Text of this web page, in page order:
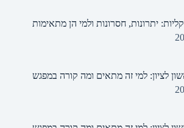
יתרונות, חסרונות ולמי הן מתאימות
לציון: למי זה מתאים ומה קורה במפגש